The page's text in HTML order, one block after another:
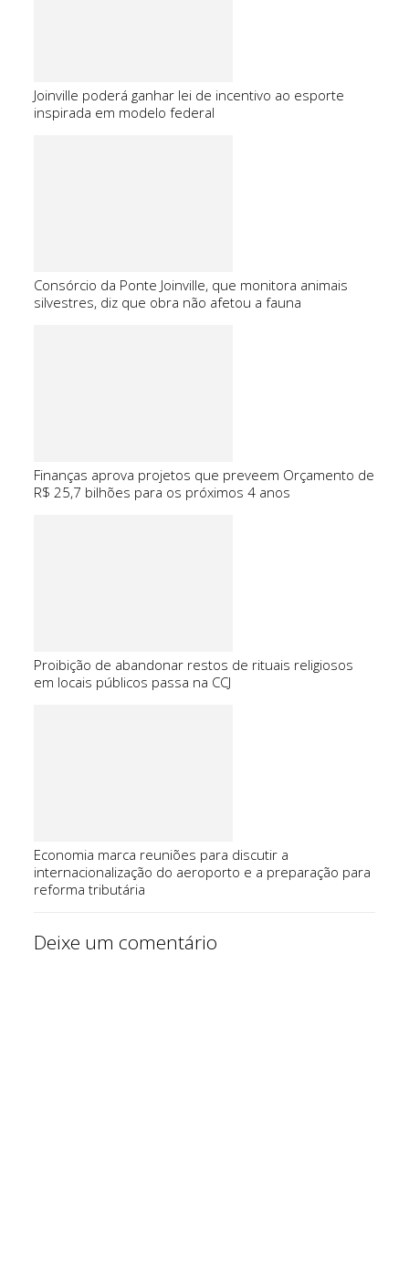
Joinville poderá ganhar lei de incentivo ao esporte
inspirada em modelo federal
Consórcio da Ponte Joinville, que monitora animais
silvestres, diz que obra não afetou a fauna
Finanças aprova projetos que preveem Orçamento de
R$ 25,7 bilhões para os próximos 4 anos
Proibição de abandonar restos de rituais religiosos
em locais públicos passa na CCJ
Economia marca reuniões para discutir a
internacionalização do aeroporto e a preparação para
reforma tributária
Deixe um comentário